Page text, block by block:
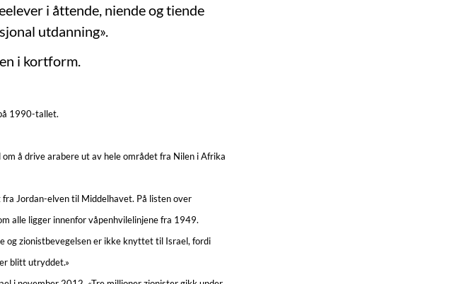
i åttende, niende og tiende
utdanning».
i kortform.
1990-tallet.
å drive arabere ut av hele området fra Nilen i Afrika
Jordan-elven til Middelhavet. På listen over
alle ligger innenfor våpenhvilelinjene fra 1949.
og zionistbevegelsen er ikke knyttet til Israel, fordi
blitt utryddet.»